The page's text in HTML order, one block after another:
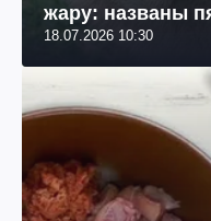
жару: названы
18.07.2026 10:30